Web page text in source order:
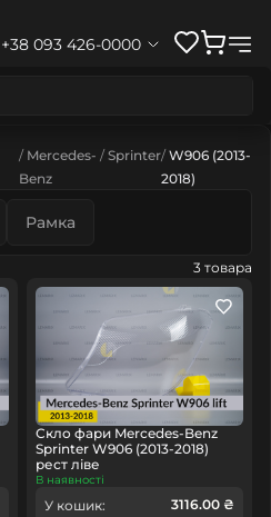
+38 093 426-0000
Mercedes-
Benz
Sprinter W906 (2013-
2018)
Рамка
3 товара
Скло фари Mercedes-Benz
Sprinter W906 (2013-2018)
рест ліве
В наявності
У кошик: 3116.00 ₴